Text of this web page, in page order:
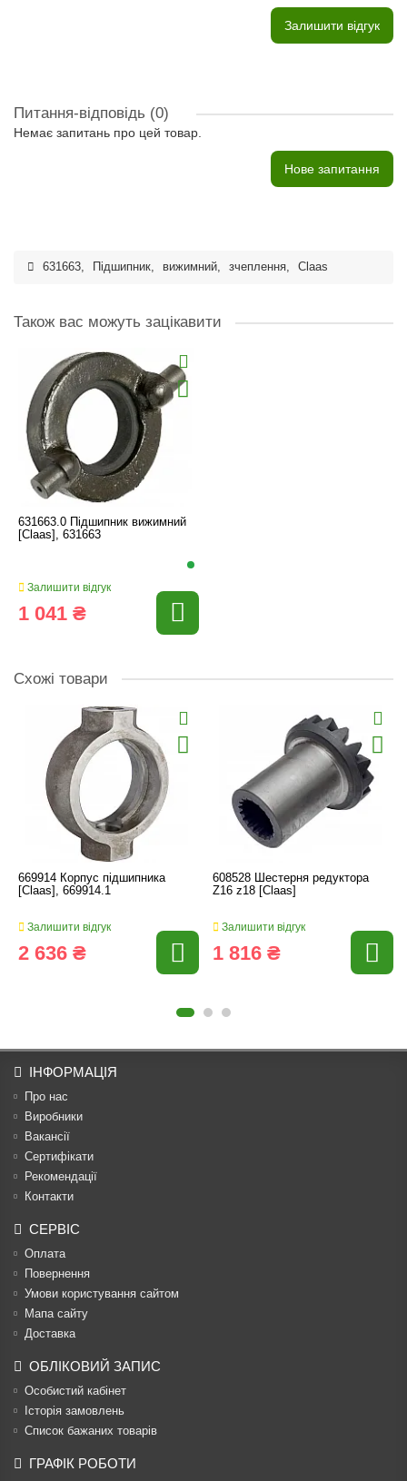
Залишити відгук
Питання-відповідь (0)
Немає запитань про цей товар.
Нове запитання
631663, Підшипник, вижимний, зчеплення, Claas
Також вас можуть зацікавити
631663.0 Підшипник вижимний
[Claas], 631663
Залишити відгук
1 041 ₴
Схожі товари
669914 Корпус підшипника
[Claas], 669914.1
Залишити відгук
2 636 ₴
608528 Шестерня редуктора
Z16 z18 [Claas]
Залишити відгук
1 816 ₴
ІНФОРМАЦІЯ
Про нас
Виробники
Вакансії
Сертифікати
Рекомендації
Контакти
СЕРВІС
Оплата
Повернення
Умови користування сайтом
Мапа сайту
Доставка
ОБЛІКОВИЙ ЗАПИС
Особистий кабінет
Історія замовлень
Список бажаних товарів
ГРАФІК РОБОТИ